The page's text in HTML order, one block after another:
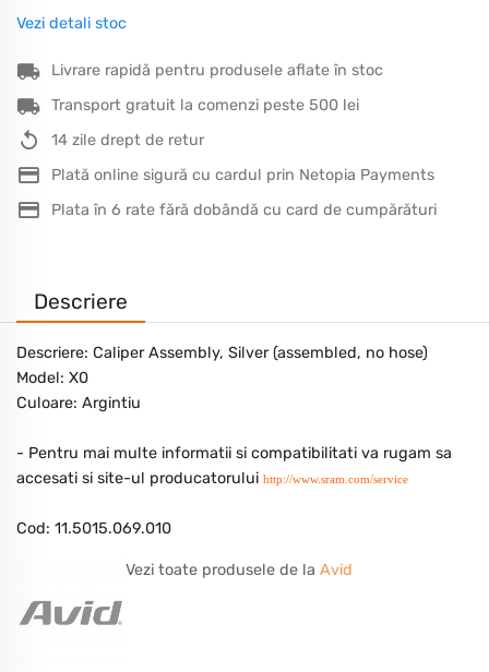
Vezi detali stoc
Livrare rapidă pentru produsele aflate în stoc
Transport gratuit la comenzi peste 500 lei
14 zile drept de retur
Plată online sigură cu cardul prin Netopia Payments
Plata în 6 rate fără dobândă cu card de cumpărături
Descriere
Descriere: Caliper Assembly, Silver (assembled, no hose)
Model: X0
Culoare: Argintiu
- Pentru mai multe informatii si compatibilitati va rugam sa
accesati si site-ul producatorului http://www.sram.com/service
Cod: 11.5015.069.010
Vezi toate produsele de la Avid